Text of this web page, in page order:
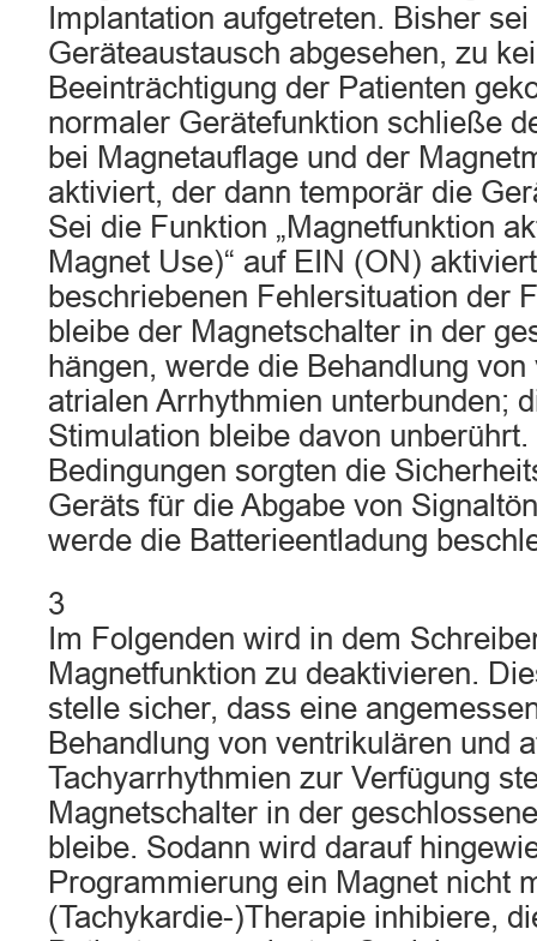
Implantation aufgetreten. Bisher
Geräteaustausch abgesehen, zu
Beeinträchtigung der Patienten
normaler Gerätefunktion schließe
bei Magnetauflage und der
aktiviert, der dann temporär die
Sei die Funktion „Magnetfunktion
Magnet Use)“ auf EIN (ON)
beschriebenen Fehlersituation der
bleibe der Magnetschalter in der
hängen, werde die Behandlung
atrialen Arrhythmien unterbunden;
Stimulation bleibe davon
Bedingungen sorgten die
Geräts für die Abgabe von
werde die Batterieentladung
3
Im Folgenden wird in dem
Magnetfunktion zu deaktivieren.
stelle sicher, dass eine
Behandlung von ventrikulären und
Tachyarrhythmien zur Verfügung
Magnetschalter in der
bleibe. Sodann wird darauf
Programmierung ein Magnet nicht
(Tachykardie-)Therapie inhibiere,